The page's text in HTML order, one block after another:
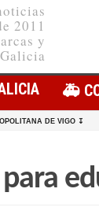
2011
y
Galicia
🚑
DE VIGO ↧